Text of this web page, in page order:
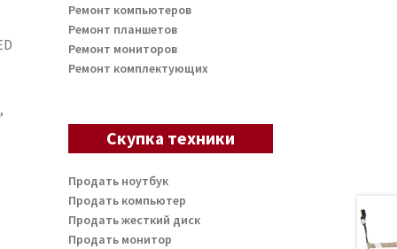
Ремонт компьютеров
Ремонт планшетов
Ремонт мониторов
Ремонт комплектующих
Скупка техники
Продать ноутбук
Продать компьютер
Продать жесткий диск
Продать монитор